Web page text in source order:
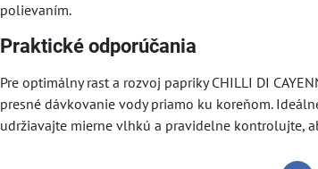
polievaním.
Praktické odporúčania
Pre optimálny rast a rozvoj papriky CHILLI DI
presné dávkovanie vody priamo ku koreňom.
udržiavajte mierne vlhkú a pravidelne kontrolujte,